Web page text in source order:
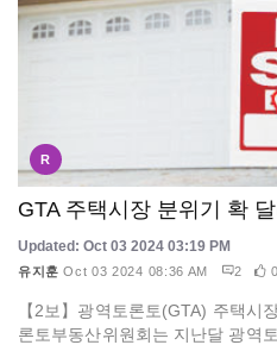
R
GTA 주택시장 분위기 확
Updated: Oct 03 2024 03:19 PM
유지훈 Oct 03 2024 08:36 AM 2
【2보】광역토론토(GTA) 주택시
론토부동산위원회는 지난달 광역